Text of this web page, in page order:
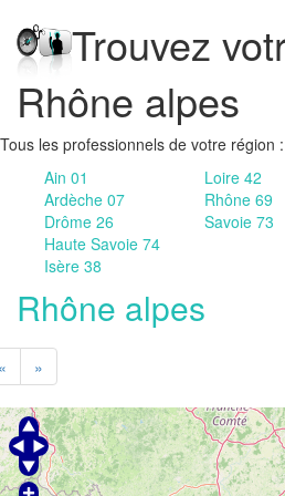
Trouvez
Rhône alpes
Tous les professionnels de votre région :
Ain 01
Ardèche 07
Drôme 26
Haute Savoie 74
Isère 38
Loire 42
Rhône 69
Savoie 73
Rhône alpes
»